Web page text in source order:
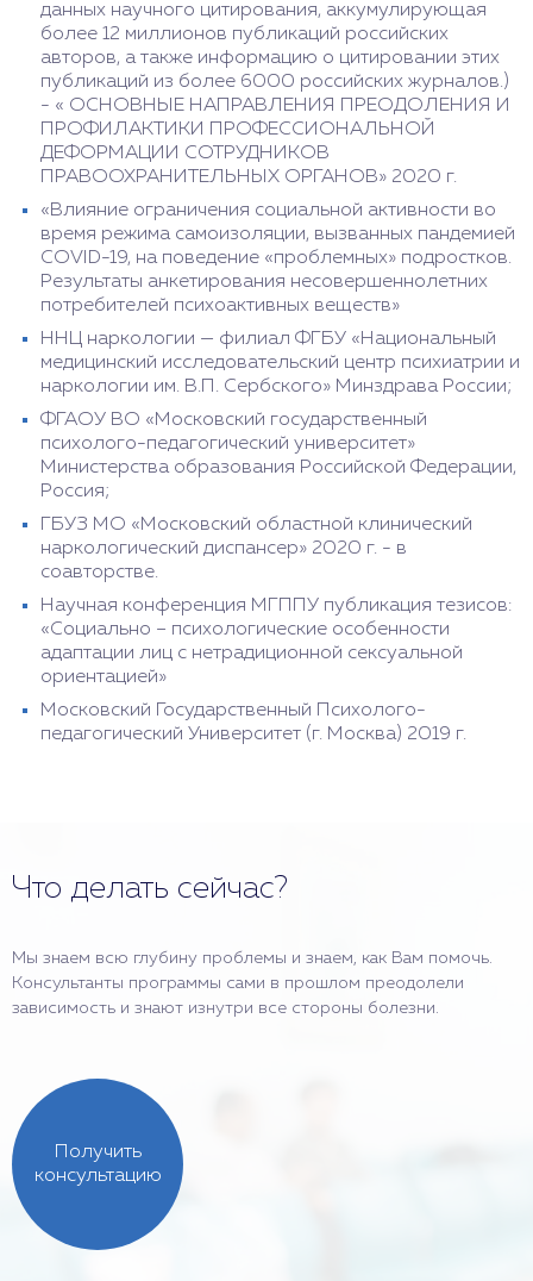
данных научного цитирования, аккумулирующая
более 12 миллионов публикаций российских
авторов, а также информацию о цитировании этих
публикаций из более 6000 российских журналов.)
- « ОСНОВНЫЕ НАПРАВЛЕНИЯ ПРЕОДОЛЕНИЯ И
ПРОФИЛАКТИКИ ПРОФЕССИОНАЛЬНОЙ
ДЕФОРМАЦИИ СОТРУДНИКОВ
ПРАВООХРАНИТЕЛЬНЫХ ОРГАНОВ» 2020 г.
«Влияние ограничения социальной активности во
время режима самоизоляции, вызванных пандемией
COVID-19, на поведение «проблемных» подростков.
Результаты анкетирования несовершеннолетних
потребителей психоактивных веществ»
ННЦ наркологии — филиал ФГБУ «Национальный
медицинский исследовательский центр психиатрии и
наркологии им. В.П. Сербского» Минздрава России;
ФГАОУ ВО «Московский государственный
психолого-педагогический университет»
Министерства образования Российской Федерации,
Россия;
ГБУЗ МО «Московский областной клинический
наркологический диспансер» 2020 г. - в
соавторстве.
Научная конференция МГППУ публикация тезисов:
«Социально – психологические особенности
адаптации лиц с нетрадиционной сексуальной
ориентацией»
Московский Государственный Психолого-
педагогический Университет (г. Москва) 2019 г.
Что делать сейчас?
Мы знаем всю глубину проблемы и знаем, как Вам помочь.
Консультанты программы сами в прошлом преодолели
зависимость и знают изнутри все стороны болезни.
Получить
консультацию